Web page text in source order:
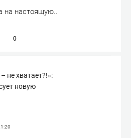
на настоящую..
0
не хватает?!»:
новую